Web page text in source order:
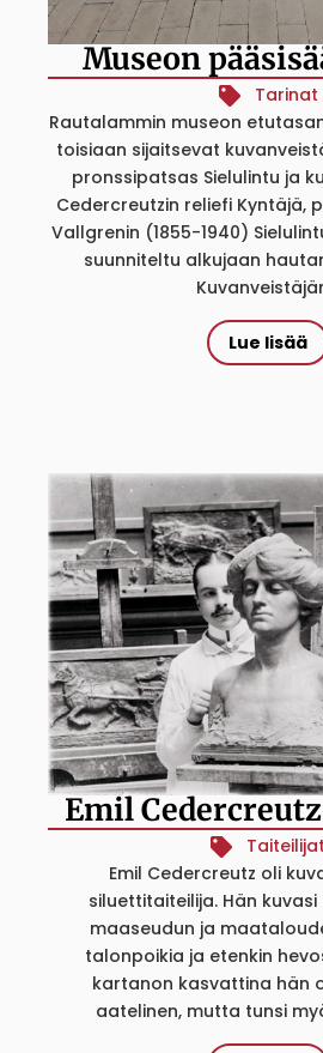
Museon
Tarinat
Rautalammin museon
toisiaan sijaitsevat
pronssipatsas Sielulintu ja
Cedercreutzin reliefi Kyntäjä,
Vallgrenin (1855-1940)
suunniteltu alkujaan
Lue lisää
Emil Cedercreutz
Taiteilijat
Emil Cedercreutz oli
siluettitaiteilija. Hän
maaseudun ja
talonpoikia ja etenkin
kartanon kasvattina hän
aatelinen, mutta tunsi